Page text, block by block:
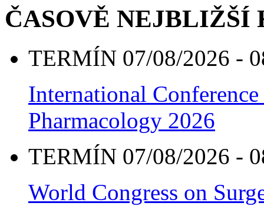
ČASOVĚ NEJBLIŽŠÍ
TERMÍN 07/08/2026 -
International
Pharmacology 2026
TERMÍN 07/08/2026 -
World Congress on